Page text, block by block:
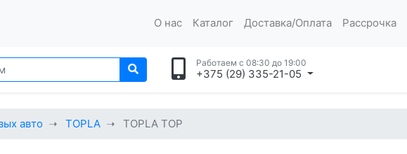
О нас Каталог Доставка/Оплата Рассрочка
Работаем с 08:30 до 19:00
+375 (29) 335-21-05
авто TOPLA TOPLA TOP